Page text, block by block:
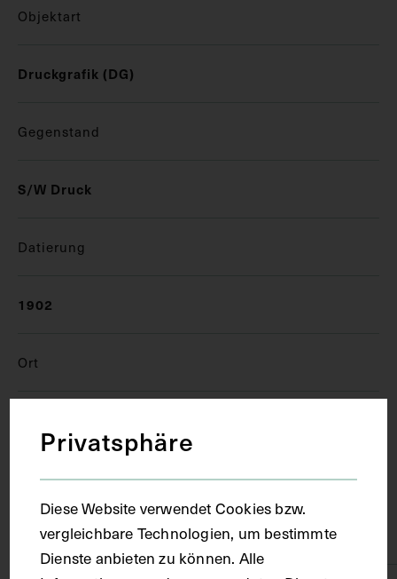
Objektart
Druckgrafik (DG)
Gegenstand
S/W Druck
Datierung
1902
Ort
Material
Papier
Privatsphäre
Diese Website verwendet Cookies bzw.
vergleichbare Technologien, um bestimmte
Dienste anbieten zu können. Alle